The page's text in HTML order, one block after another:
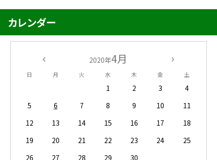
カレンダー
2020年4月
日 月 火 水 木 金 土
1 2 3
4
5
6 7 8 9 10
11
12
13 14 15 16 17
18
19
20 21 22 23 24
25
26
27 28 29 30